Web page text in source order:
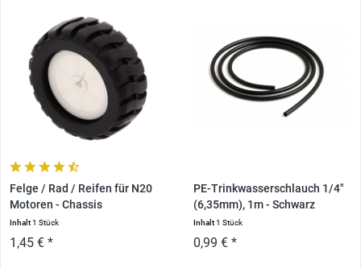
Felge / Rad / Reifen für N20
Motoren - Chassis
Inhalt1 Stück
1,45 € *
PE-Trinkwasserschlauch 1/4"
(6,35mm), 1m - Schwarz
Inhalt1 Stück
0,99 € *